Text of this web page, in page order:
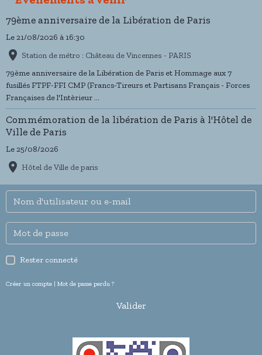
79ème anniversaire de la Libération de Paris
Le 21/08/2026 à 16:30
Station de métro : Château de Vincennes - PARIS
79ème anniversaire de la Libération de Paris et Hommage aux 7
fusillés FTPF-FFI CMP (Francs-Tireurs et Partisans Français - Forces
Françaises de l'Intèrieur ...
Commémoration de la libération de Paris à l'Hôtel de
Ville de Paris
Le 25/08/2026
Hôtel de Ville de paris
Rester connecté
Créer un compte | Mot de passe perdu ?
Valider